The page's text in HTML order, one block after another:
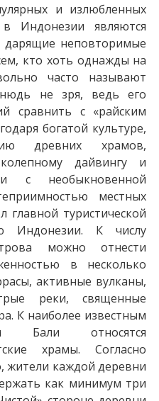
и излюбленных
Индонезии являются
дарящие неповторимые
кто хоть однажды на
часто называют
не зря, ведь его
сравнить с «райским
богатой культуре,
древних храмов,
дайвингу и
с необыкновенной
местных
главной туристической
Индонезии. К числу
можно отнести
в несколько
активные вулканы,
реки, священные
К наиболее известным
Бали относятся
храмы. Согласно
жители каждой деревни
как минимум три